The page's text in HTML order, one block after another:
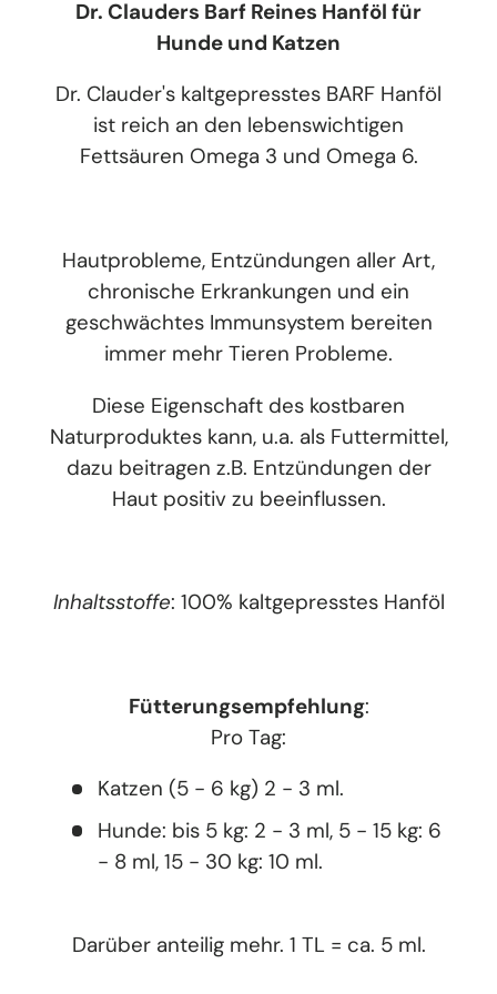
Dr. Clauders Barf Reines Hanföl für
Hunde und Katzen
Dr. Clauder's kaltgepresstes BARF Hanföl
ist reich an den lebenswichtigen
Fettsäuren Omega 3 und Omega 6.
Hautprobleme, Entzündungen aller Art,
chronische Erkrankungen und ein
geschwächtes Immunsystem bereiten
immer mehr Tieren Probleme.
Diese Eigenschaft des kostbaren
Naturproduktes kann, u.a. als Futtermittel,
dazu beitragen z.B. Entzündungen der
Haut positiv zu beeinflussen.
Inhaltsstoffe: 100% kaltgepresstes Hanföl
Fütterungsempfehlung:
Pro Tag:
Katzen (5 - 6 kg) 2 - 3 ml.
Hunde: bis 5 kg: 2 - 3 ml, 5 - 15 kg: 6
- 8 ml, 15 - 30 kg: 10 ml.
Darüber anteilig mehr. 1 TL = ca. 5 ml.